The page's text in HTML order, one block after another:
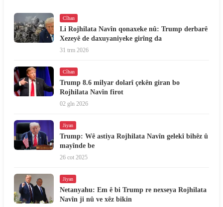
Cîhan
Li Rojhilata Navîn qonaxeke nû: Trump derbarê
Xezeyê de daxuyaniyeke girîng da
31 trm 2026
Cîhan
Trump 8.6 milyar dolarî çekên giran bo
Rojhilata Navîn firot
02 gln 2026
Jiyan
Trump: Wê astiya Rojhilata Navîn gelekî bihêz û
mayînde be
26 cot 2025
Jiyan
Netanyahu: Em ê bi Trump re nexseya Rojhilata
Navîn ji nû ve xêz bikin